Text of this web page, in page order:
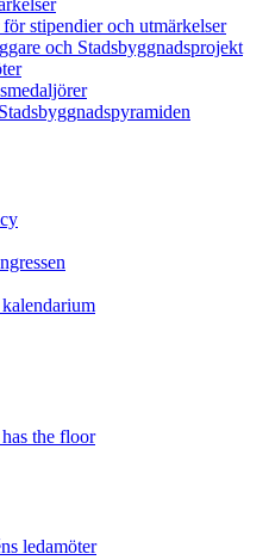
för stipendier och utmärkelser
och Stadsbyggnadsprojekt
the floor
ledamöter